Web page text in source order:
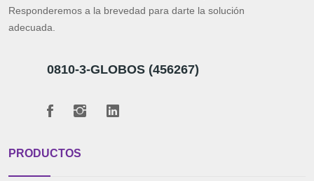
Responderemos a la brevedad para darte la solución
adecuada.
0810-3-GLOBOS (456267)
PRODUCTOS